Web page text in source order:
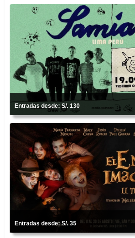
Entradas desde: S/. 130
Entradas desde: S/. 35